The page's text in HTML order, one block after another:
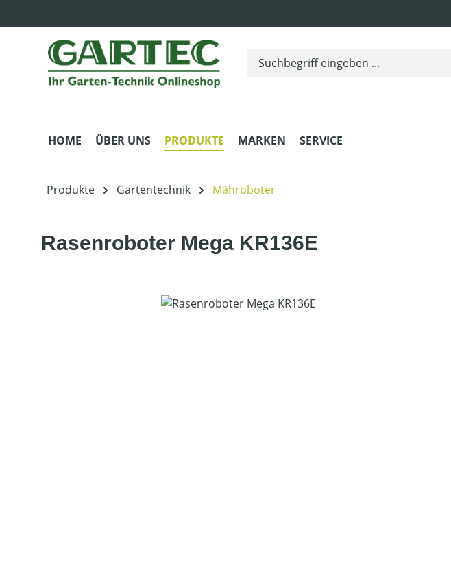
HOME ÜBER UNS PRODUKTE MARKEN SERVICE
Produkte Gartentechnik Mähroboter
Rasenroboter Mega KR136E
Bildergalerie überspringen